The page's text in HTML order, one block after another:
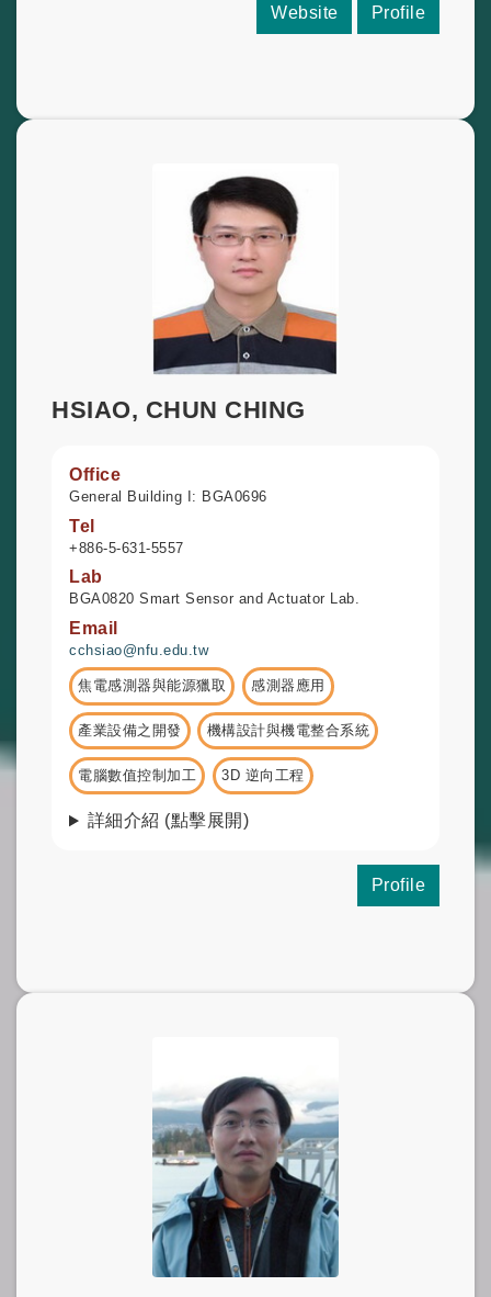
Website Profile
HSIAO, CHUN CHING
Office
General Building I: BGA0696
Tel
+886-5-631-5557
Lab
BGA0820 Smart Sensor and Actuator Lab.
Email
cchsiao@nfu.edu.tw
焦電感測器與能源獵取 感測器應用
產業設備之開發 機構設計與機電整合系統
電腦數值控制加工 3D 逆向工程
詳細介紹 (點擊展開)
Profile